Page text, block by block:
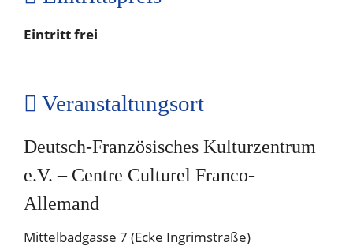
Eintritt frei
Veranstaltungsort
Deutsch-Französisches Kulturzentrum
e.V. – Centre Culturel Franco-
Allemand
Mittelbadgasse 7 (Ecke Ingrimstraße)